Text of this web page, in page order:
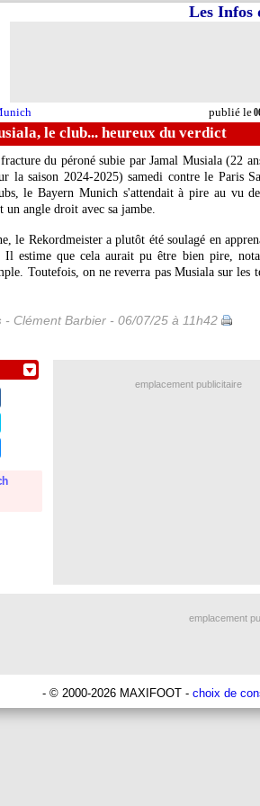
publié le
Les Infos
le club... heureux du verdict
du péroné subie par Jamal Musiala(22
la saison 2024-2025) samedi contre le Paris
le Bayern Munich s'attendait à pire au vu
angle droit avec sa jambe.
le Rekordmeister a plutôt été soulagé en
Il estime que cela aurait pu être bien pire,
Toutefois, on ne reverra pas Musiala sur les
- Clément Barbier - 06/07/25 à 11h42
emplacement publicitaire
emplacement
- © 2000-2026 MAXIFOOT - choix de